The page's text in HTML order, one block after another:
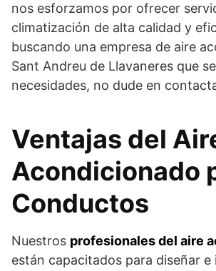
nos esforzamos por ofrecer
climatización de alta calidad y
buscando una empresa de aire
Sant Andreu de Llavaneres que
necesidades, no dude en
Ventajas del
Acondicionado
Conductos
Nuestros profesionales del aire
están capacitados para diseñar e